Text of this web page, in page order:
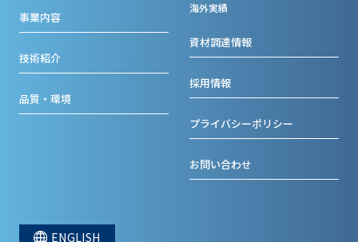
事業内容
技術紹介
品質・環境
海外実績
資材調達情報
採用情報
プライバシーポリシー
お問い合わせ
ENGLISH